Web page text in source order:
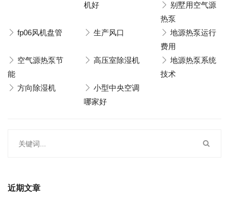
机好
别墅用空气源
热泵
fp06风机盘管
生产风口
地源热泵运行
费用
空气源热泵节
能
高压室除湿机
地源热泵系统
技术
方向除湿机
小型中央空调
哪家好
近期文章